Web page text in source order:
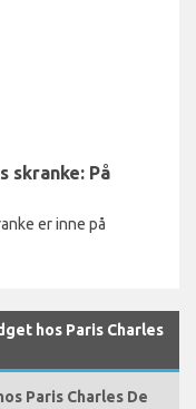
På
er inne på
hos Paris Charles
Paris Charles De